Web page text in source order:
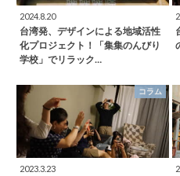
2024.8.20
台湾発、デザインによる地域活性
化プロジェクト！「集集のんびり
学校」でリラック…
コラム
2023.3.23